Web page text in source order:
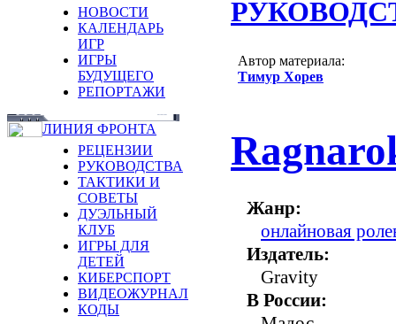
НОВОСТИ
КАЛЕНДАРЬ
ИГР
ИГРЫ
БУДУЩЕГО
РЕПОРТАЖИ
ЛИНИЯ ФРОНТА
РЕЦЕНЗИИ
РУКОВОДСТВА
ТАКТИКИ И
СОВЕТЫ
ДУЭЛЬНЫЙ
КЛУБ
ИГРЫ ДЛЯ
ДЕТЕЙ
КИБЕРСПОРТ
ВИДЕОЖУРНАЛ
КОДЫ
Автор материала:
Тимур Хорев
Жанр:
онлайновая
Издатель:
Gravity
В России: